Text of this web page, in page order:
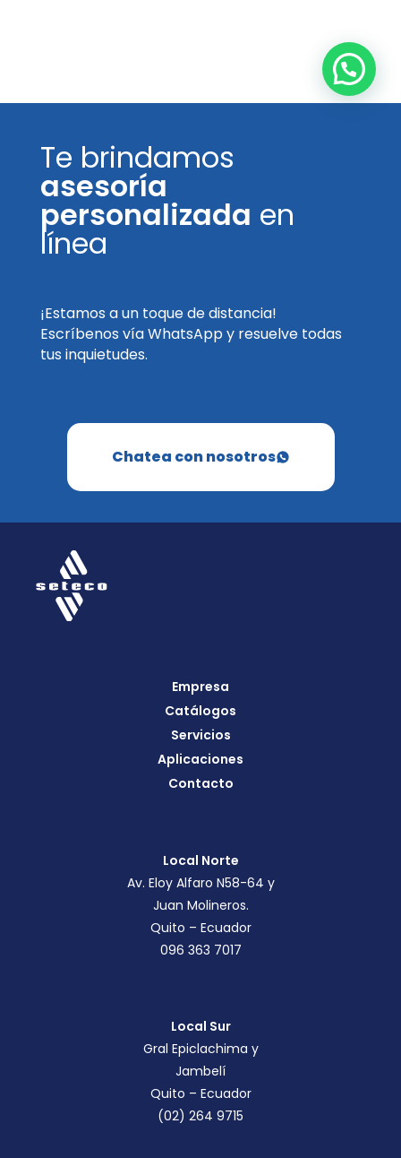
Te brindamos
asesoría
personalizada en
línea
¡Estamos a un toque de distancia!
Escríbenos vía WhatsApp y resuelve todas
tus inquietudes.
Chatea con nosotros
Empresa
Catálogos
Servicios
Aplicaciones
Contacto
Local Norte
Av. Eloy Alfaro N58-64 y
Juan Molineros.
Quito – Ecuador
096 363 7017
Local Sur
Gral Epiclachima y
Jambelí
Quito – Ecuador
(02) 264 9715